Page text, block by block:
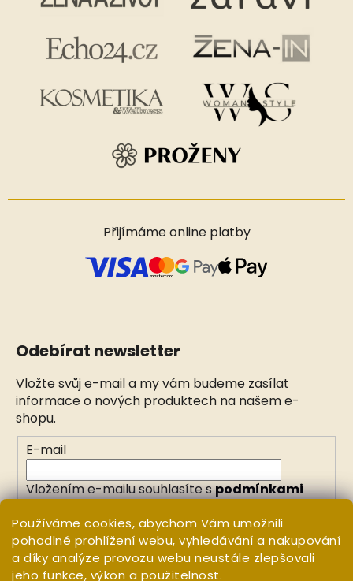
Používáme cookies, abychom Vám umožnili
pohodlné prohlížení webu, vyhledávání a nakupování
a díky analýze provozu webu neustále zlepšovali
jeho funkce, výkon a použitelnost.
Přijímáme online platby
Odebírat newsletter
Vložte svůj e-mail a my vám budeme zasílat
informace o nových produktech na našem e-
shopu.
E-mail
Vložením e-mailu souhlasíte spodmínkami
PŘIHLÁSIT SE